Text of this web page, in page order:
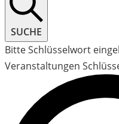
SUCHE
Bitte Schlüsselwort
Veranstaltungen